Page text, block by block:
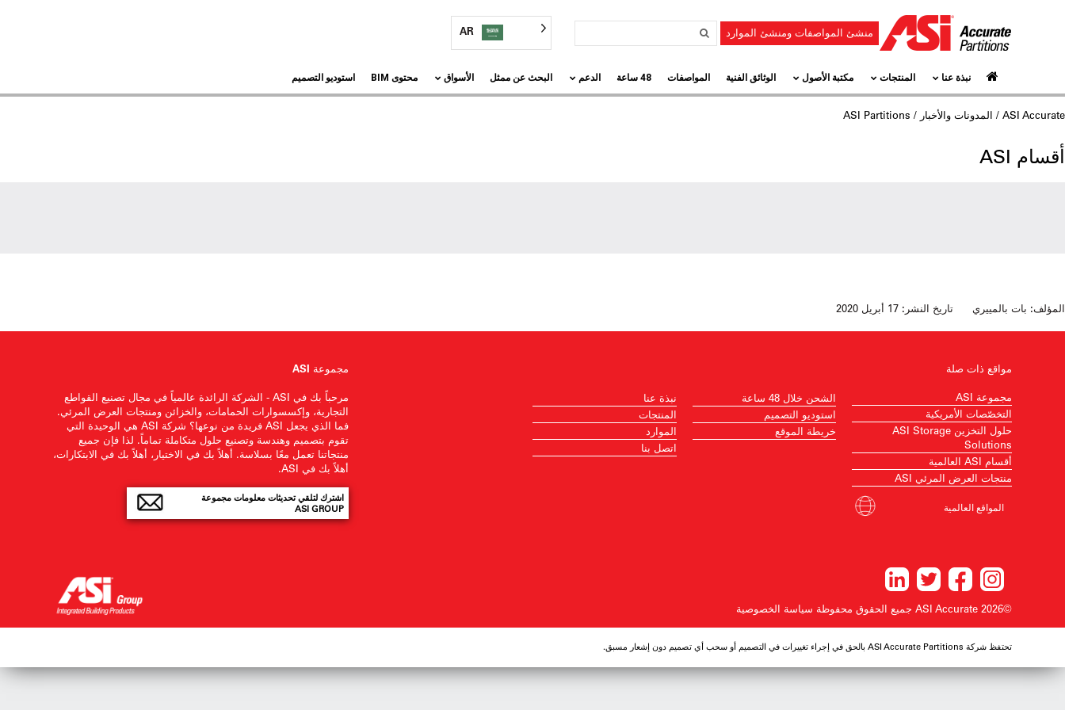
منشئ المواصفات ومنشئ الموارد AR
نبذة عنا المنتجات مكتبة الأصول الوثائق الفنية المواصفات 48 ساعة الدعم البحث عن ممثل الأسواق محتوى BIM استوديو التصميم
ASI Accurate
/ المدونات والأخبار / ASI Partitions
أقسام ASI
المؤلف: بات بالمييري تاريخ النشر:
مجموعة ASI
مرحباً بك في ASI - الشركة الرائدة عالمياً في مجال تصنيع القواطع
التجارية، وإكسسوارات الحمامات، والخزائن ومنتجات العرض المرئي.
فما الذي يجعل ASI فريدة من نوعها؟ شركة ASI هي الوحيدة التي
تقوم بتصميم وهندسة وتصنيع حلول متكاملة تماماً. لذا فإن جميع
منتجاتنا تعمل معًا بسلاسة. أهلاً بك في الاختيار، أهلاً بك في الابتكارات،
أهلاً بك في ASI.
اشترك لتلقي تحديثات معلومات مجموعة
ASI GROUP
نبذة عنا
المنتجات
الموارد
اتصل بنا
الشحن خلال 48 ساعة
استوديو التصميم
خريطة الموقع
مواقع ذات صلة
مجموعة ASI
التخصّصات الأمريكية
حلول التخزين ASI Storage
Solutions
أقسام ASI العالمية
منتجات العرض المرئي ASI
المواقع العالمية
©2026 ASI Accurate جميع الحقوق محفوظة سياسة الخصوصية
تحتفظ شركة ASI Accurate Partitions بالحق في إجراء تغييرات في التصميم أو سحب أي تصميم دون إشعار مسبق.